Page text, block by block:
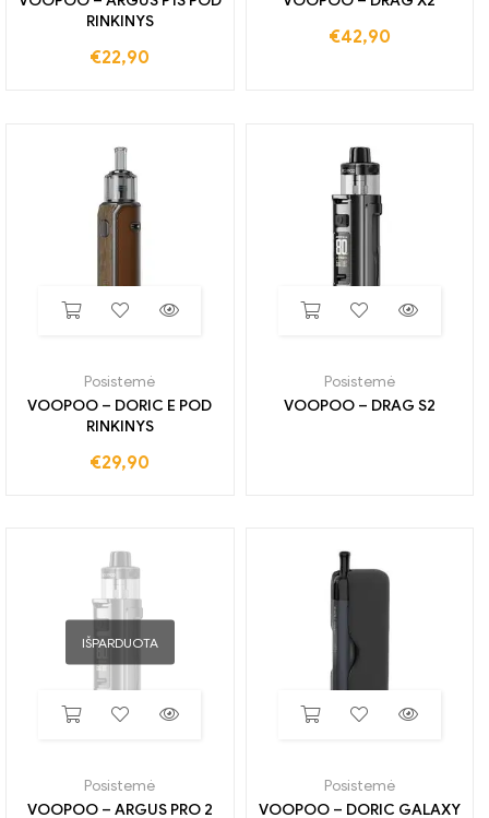
RINKINYS
€22,90
€42,90
Posistemė
VOOPOO – DORIC E POD
RINKINYS
€29,90
Posistemė
VOOPOO – DRAG S2
IŠPARDUOTA
Posistemė
VOOPOO – ARGUS PRO 2
Posistemė
VOOPOO – DORIC GALAXY